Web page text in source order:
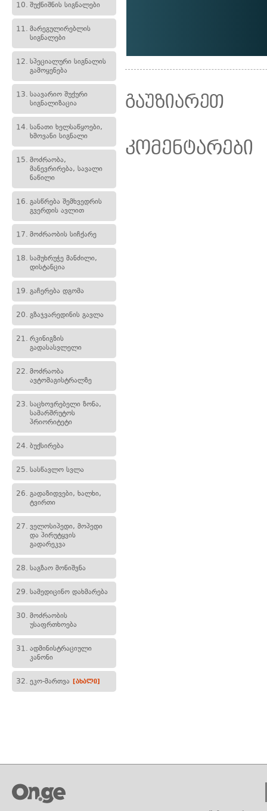
10. შუქნიშნის სიგნალები
11. მარეგულირებლის
სიგნალები
12. სპეციალური სიგნალის
გამოყენება
13. საავარიო შუქური
სიგნალიზაცია
14. სანათი ხელსაწყოები,
ხმოვანი სიგნალი
15. მოძრაობა,
მანევრირება, სავალი
ნაწილი
16. გასწრება შემხვედრის
გვერდის ავლით
17. მოძრაობის სიჩქარე
18. სამუხრუჭე მანძილი,
დისტანცია
19. გაჩერება დგომა
20. გზაჯვარედინის გავლა
21. რკინიგზის
გადასასვლელი
22. მოძრაობა
ავტომაგისტრალზე
23. საცხოვრებელი ზონა,
სამარშრუტოს
პრიორიტეტი
24. ბუქსირება
25. სასწავლო სვლა
26. გადაზიდვები, ხალხი,
ტვირთი
27. ველოსიპედი, მოპედი
და პირუტყვის
გადარეკვა
28. საგზაო მონიშვნა
29. სამედიცინო დახმარება
30. მოძრაობის
უსაფრთხოება
31. ადმინისტრაციული
კანონი
32. ეკო-მართვა [ახალი]
გაუზიარეთ
კომენტარები